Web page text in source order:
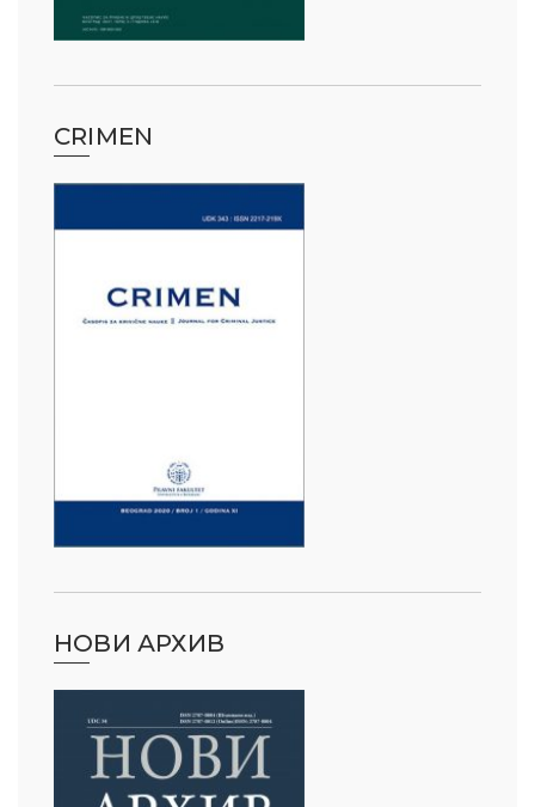
CRIMEN
НОВИ АРХИВ